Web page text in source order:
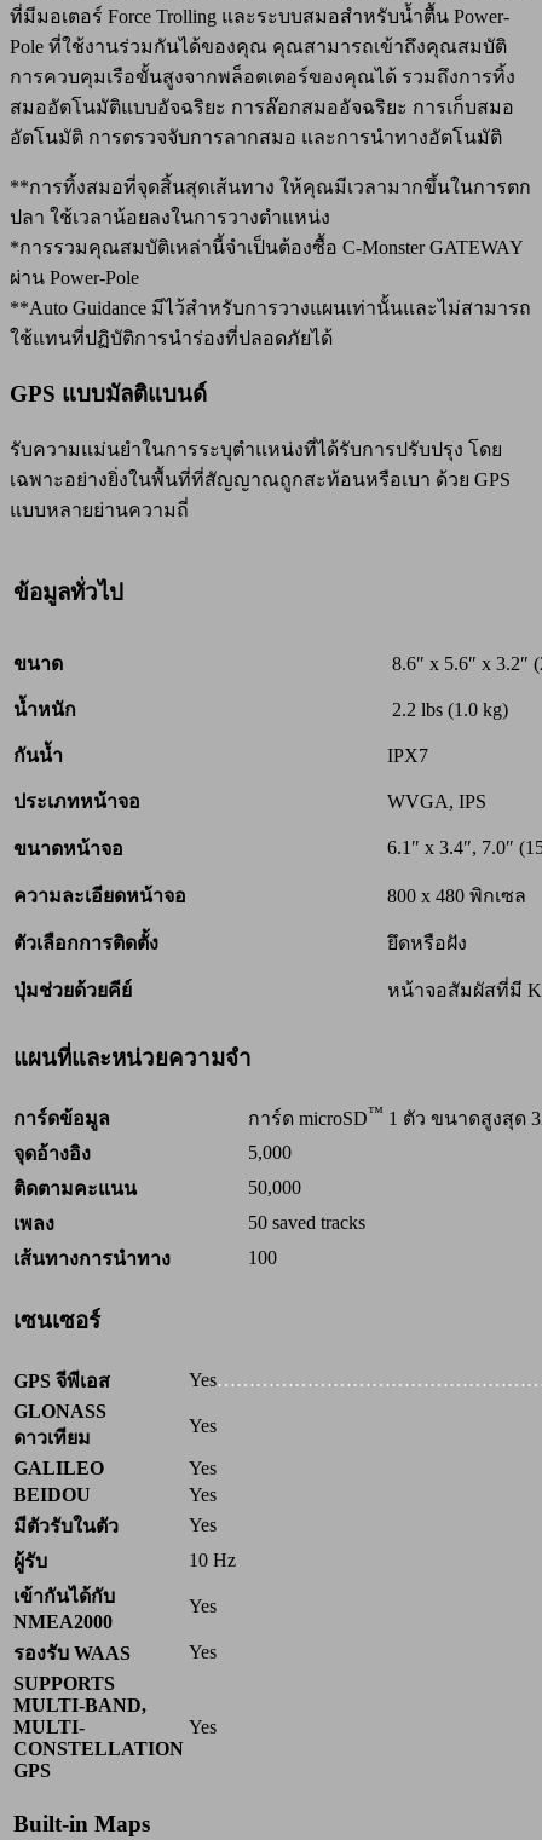
ที่มีมอเตอร์ Force Trolling และระบบสมอสำหรับน้ำตื้น Power-
Pole ที่ใช้งานร่วมกันได้ของคุณ คุณสามารถเข้าถึงคุณสมบัติ
การควบคุมเรือขั้นสูงจากพล็อตเตอร์ของคุณได้ รวมถึงการทิ้ง
สมออัตโนมัติแบบอัจฉริยะ การล๊อกสมออัจฉริยะ การเก็บสมอ
อัตโนมัติ การตรวจจับการลากสมอ และการนำทางอัตโนมัติ
**การทิ้งสมอที่จุดสิ้นสุดเส้นทาง ให้คุณมีเวลามากขึ้นในการตก
ปลา ใช้เวลาน้อยลงในการวางตำแหน่ง
*การรวมคุณสมบัติเหล่านี้จำเป็นต้องซื้อ C-Monster GATEWAY
ผ่าน Power-Pole
**Auto Guidance มีไว้สำหรับการวางแผนเท่านั้นและไม่สามารถ
ใช้แทนที่ปฏิบัติการนำร่องที่ปลอดภัยได้
GPS แบบมัลติแบนด์
รับความแม่นยำในการระบุตำแหน่งที่ได้รับการปรับปรุง โดย
เฉพาะอย่างยิ่งในพื้นที่ที่สัญญาณถูกสะท้อนหรือเบา ด้วย GPS
แบบหลายย่านความถี่
ข้อมูลทั่วไป
ขนาด 8.6″ x 5.6″ x 3.2″
น้ำหนัก 2.2 lbs (1.0 kg)
กันน้ำ IPX7
ประเภทหน้าจอ WVGA, IPS
ขนาดหน้าจอ 6.1″ x 3.4″, 7.0″
ความละเอียดหน้าจอ 800 x 480 พิกเซล
ตัวเลือกการติดตั้ง ยึดหรือฝัง
ปุ่มช่วยด้วยคีย์ หน้าจอสัมผัสที่มี
แผนที่และหน่วยความจำ
การ์ดข้อมูล การ์ด microSD™ 1 ตัว ขนาดสูงสุด
จุดอ้างอิง
5,000
ติดตามคะแนน
50,000
เพลง
50 saved tracks
เส้นทางการนำทาง
100
เซนเซอร์
GPS จีพีเอส Yes
GLONASS
ดาวเทียม
Yes
GALILEO
Yes
BEIDOU
Yes
มีตัวรับในตัว
Yes
ผู้รับ
10 Hz
เข้ากันได้กับ
NMEA2000
Yes
รองรับ WAAS
Yes
SUPPORTS
MULTI-BAND,
MULTI-
CONSTELLATION
GPS
Yes
Built-in Maps